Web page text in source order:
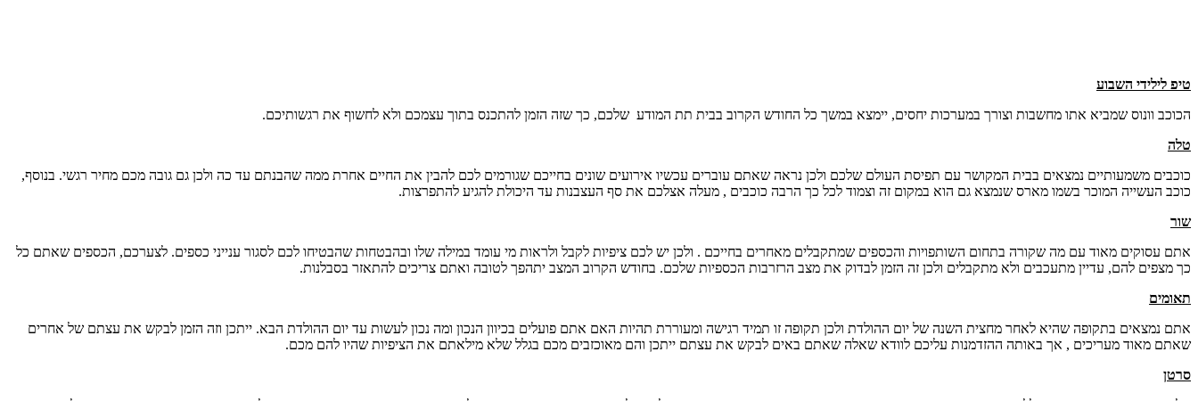
טיפ לילידי השבוע
הכוכב וונוס שמביא אתו מחשבות וצורך במערכות יחסים, יימצא במשך כל החודש הקרוב בבית תת המודע שלכם, כך שזה הזמן להתכנס בתוך עצמכם ולא לחשוף את רגשותיכם.
טלה
כוכבים משמעותיים נמצאים בבית המקושר עם תפיסת העולם שלכם ולכן נראה שאתם עוברים עכשיו אירועים שונים בחייכם שגורמים לכם להבין את החיים אחרת ממה שהבנתם עד כה ולכן גם גובה מכם מחיר רגשי. בנוסף,
כוכב העשייה המוכר בשמו מארס שנמצא גם הוא במקום זה וצמוד לכל כך הרבה כוכבים , מעלה אצלכם את סף העצבנות עד היכולת להגיע להתפרצות.
שור
אתם עסוקים מאוד עם מה שקורה בתחום השותפויות והכספים שמתקבלים מאחרים בחייכם . ולכן יש לכם ציפיות לקבל ולראות מי עומד במילה שלו ובהבטחות שהבטיחו לכם לסגור ענייני כספים. לצערכם, הכספים שאתם כל
כך מצפים להם, עדיין מתעכבים ולא מתקבלים ולכן זה הזמן לבדוק את מצב הרזרבות הכספיות שלכם. בחודש הקרוב המצב יתהפך לטובה ואתם צריכים להתאזר בסבלנות.
תאומים
אתם נמצאים בתקופה שהיא לאחר מחצית השנה של יום ההולדת ולכן תקופה זו תמיד רגישה ומעוררת תהיות האם אתם פועלים בכיוון הנכון ומה נכון לעשות עד יום ההולדת הבא. ייתכן וזה הזמן לבקש את עצתם של אחרים
שאתם מאוד מעריכים , אך באותה ההזדמנות עליכם לוודא שאלה שאתם באים לבקש את עצתם ייתכן והם מאוכזבים מכם בגלל שלא מילאתם את הציפיות שהיו להם מכם.
סרטן